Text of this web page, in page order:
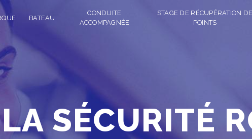
BATEAU
CONDUITE
ACCOMPAGNÉE
STAGE DE RÉCUPÉRATION DE
POINTS